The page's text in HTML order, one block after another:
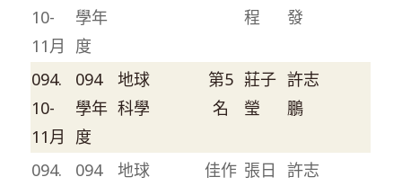
10-
11月
學年
度
程
發
094.
10-
11月
094
學年
度
地球
科學
第5
名
莊子
瑩
許志
鵬
094.
094
地球
佳作 張日
許志